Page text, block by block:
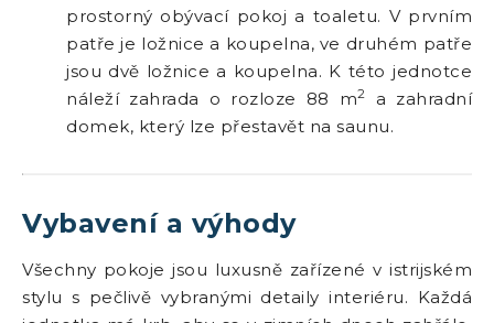
prostorný obývací pokoj a toaletu. V prvním
patře je ložnice a koupelna, ve druhém patře
jsou dvě ložnice a koupelna. K této jednotce
náleží zahrada o rozloze 88 m2
a zahradní
domek, který lze přestavět na saunu.
Vybavení a výhody
Všechny pokoje jsou luxusně zařízené v istrijském
stylu s pečlivě vybranými detaily interiéru. Každá